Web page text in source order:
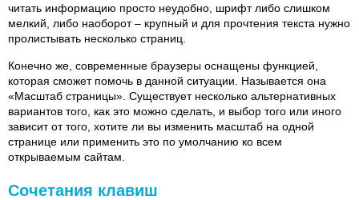
читать информацию просто неудобно, шрифт либо слишком
мелкий, либо наоборот – крупный и для прочтения текста нужно
пролистывать несколько страниц.
Конечно же, современные браузеры оснащены функцией,
которая сможет помочь в данной ситуации. Называется она
«Масштаб страницы». Существует несколько альтернативных
вариантов того, как это можно сделать, и выбор того или иного
зависит от того, хотите ли вы изменить масштаб на одной
странице или применить это по умолчанию ко всем
открываемым сайтам.
Сочетания клавиш